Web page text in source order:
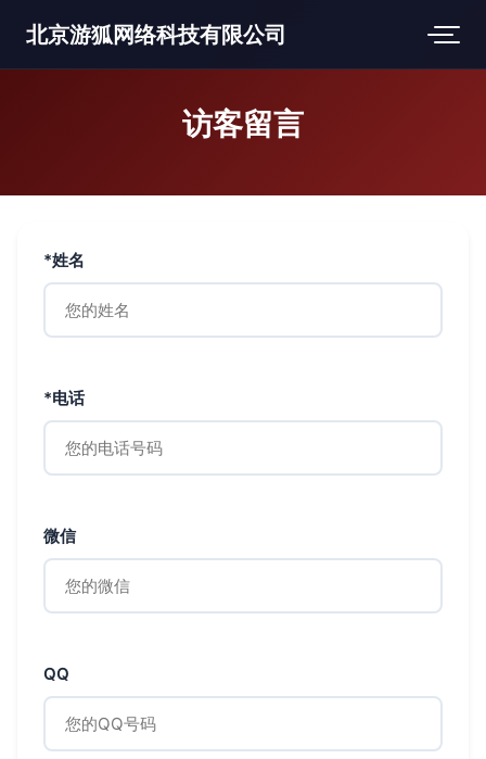
北京游狐网络科技有限公司
访客留言
*姓名
*电话
微信
QQ